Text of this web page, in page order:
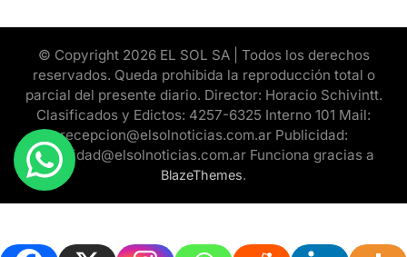
© Copyright 2026 EL SOL SA | Todos los derechos
reservados. Queda prohibida la reproducción total o
parcial del presente diario. Director: Horacio Schivintt.
Clasificados y Edictos: 4257-6325 Interno 101 Mail:
recepcion@elsolnoticias.com.ar Publicidad:
publicidad@elsolnoticias.com.ar Funciona gracias a
BlazeThemes.